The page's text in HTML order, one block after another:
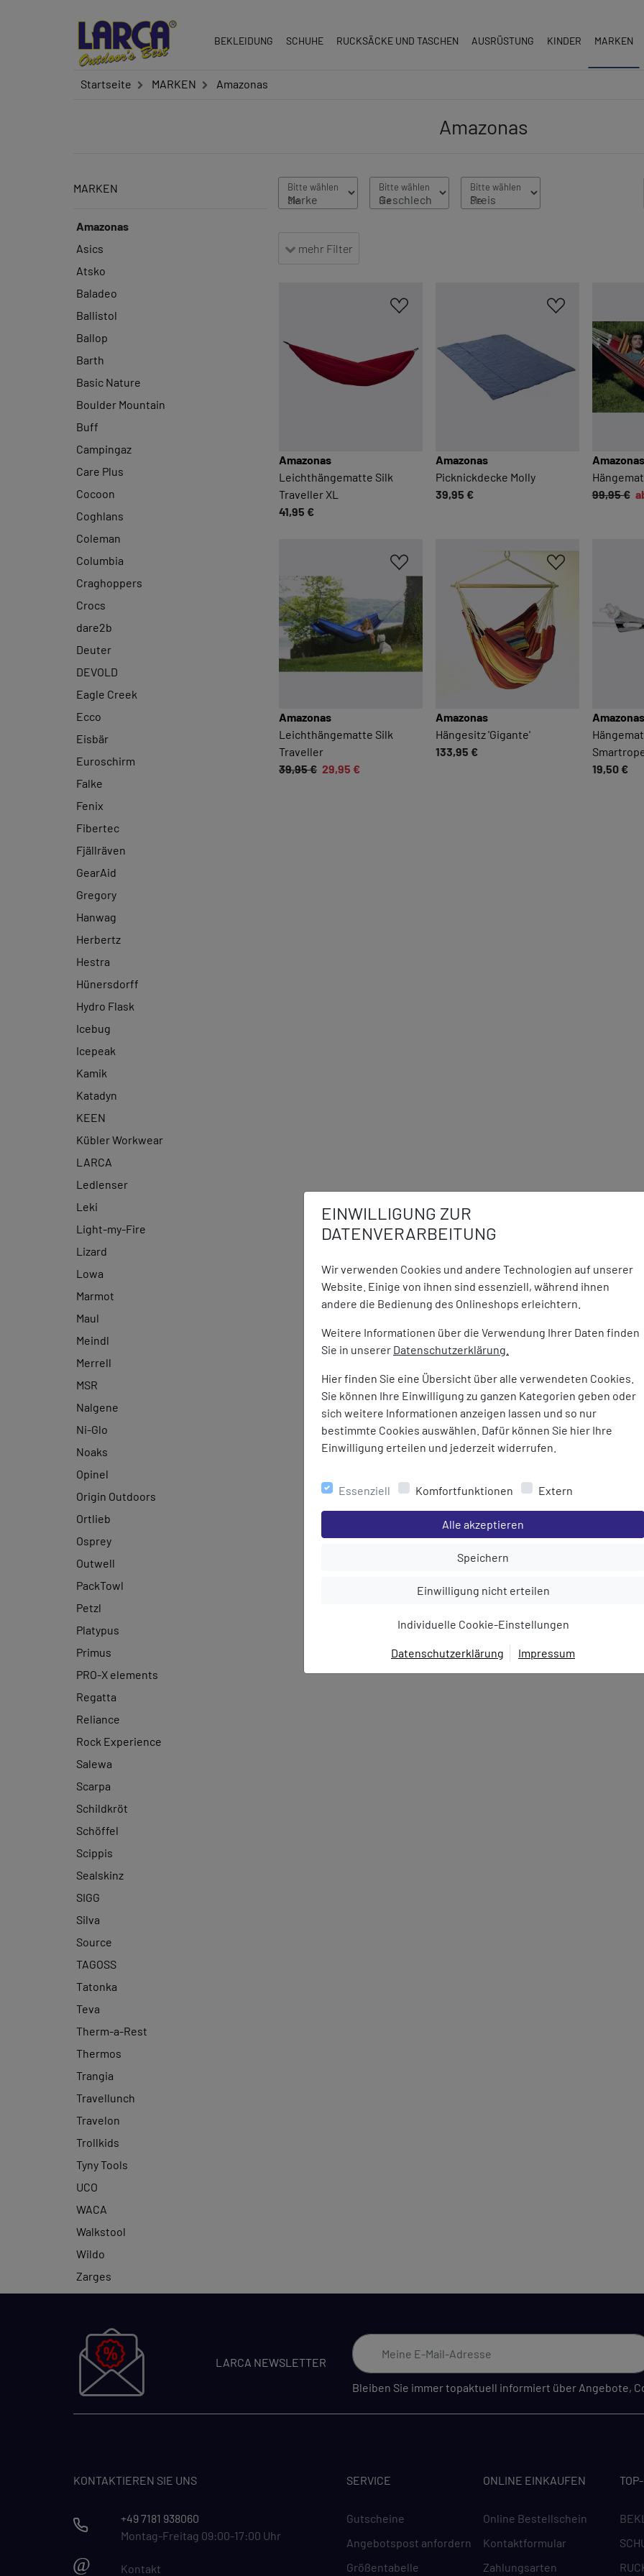
EINWILLIGUNG ZUR
DATENVERARBEITUNG
Wir verwenden Cookies und andere Technologien auf unserer
Website. Einige von ihnen sind essenziell, während ihnen
andere die Bedienung des Onlineshops erleichtern.
Weitere Informationen über die Verwendung Ihrer Daten finden
Sie in unserer Datenschutzerklärung.
Hier finden Sie eine Übersicht über alle verwendeten Cookies.
Sie können Ihre Einwilligung zu ganzen Kategorien geben oder
sich weitere Informationen anzeigen lassen und so nur
bestimmte Cookies auswählen. Dafür können Sie hier Ihre
Einwilligung erteilen und jederzeit widerrufen.
Essenziell Komfortfunktionen Extern
Einstellungen speichern für die Gruppe
Alle akzeptieren
Einstellungen speichern für die
Speichern
Einstellungen speichern für die Gruppe
Einwilligung nicht erteilen
Individuelle Cookie-Einstellungen
Datenschutzerklärung Impressum
EINWILLIGUNG ZUR
BEKLEIDUNG SCHUHE RUCKSÄCKE UND TASCHEN AUSRÜSTUNG KINDER MARKEN
Startseite MARKEN Amazonas
Amazonas
MARKEN
Amazonas
Asics
Atsko
Baladeo
Ballistol
Ballop
Barth
Basic Nature
Boulder Mountain
Buff
Campingaz
Care Plus
Cocoon
Coghlans
Coleman
Columbia
Craghoppers
Crocs
dare2b
Deuter
DEVOLD
Eagle Creek
Ecco
Eisbär
Euroschirm
Falke
Fenix
Fibertec
Fjällräven
GearAid
Gregory
Hanwag
Herbertz
Hestra
Hünersdorff
Hydro Flask
Icebug
Icepeak
Kamik
Katadyn
KEEN
Kübler Workwear
LARCA
Ledlenser
Leki
Light-my-Fire
Lizard
Lowa
Marmot
Maul
Meindl
Merrell
MSR
Nalgene
Ni-Glo
Noaks
Opinel
Origin Outdoors
Ortlieb
Osprey
Outwell
PackTowl
Petzl
Platypus
Primus
PRO-X elements
Regatta
Reliance
Rock Experience
Salewa
Scarpa
Schildkröt
Schöffel
Scippis
Sealskinz
SIGG
Silva
Source
TAGOSS
Tatonka
Teva
Therm-a-Rest
Thermos
Trangia
Travellunch
Travelon
Trollkids
Tyny Tools
UCO
WACA
Walkstool
Wildo
Zarges
mehr Filter
Amazonas
Leichthängematte Silk
Traveller XL
41,95 €
Amazonas
Picknickdecke Molly
39,95 €
Amazonas
99,95 €
Amazonas
Leichthängematte Silk
Traveller
39,95 € 29,95 €
Amazonas
Hängesitz 'Gigante'
133,95 €
Amazonas
19,50 €
LARCA NEWSLETTER
Bleiben Sie immer topaktuell informiert über Angebote,
KONTAKTIEREN SIE UNS
+49 7181 938060
Montag-Freitag 09:00-17:00 Uhr
@ Kontakt
SERVICE
Gutscheine
Angebotspost anfordern
Größentabelle
ONLINE EINKAUFEN
Online Bestellschein
Kontaktformular
Zahlungsarten